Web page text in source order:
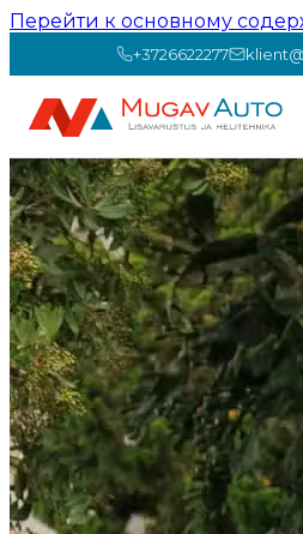
Перейти к основному
+3726622277